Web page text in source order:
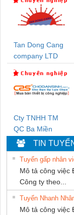
Tan Dong Cang
company LTD
Cty TNHH TM
QC Ba Miền
TIN TUYỂN
Tuyển gấp nhân
Mô tả công việc
Công ty theo...
Tuyển Nhanh
Mô tả công việc